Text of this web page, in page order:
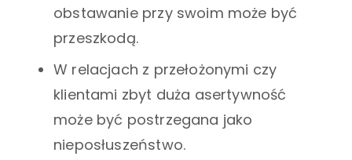
obstawanie przy swoim może być
przeszkodą.
W relacjach z przełożonymi czy
klientami zbyt duża asertywność
może być postrzegana jako
nieposłuszeństwo.